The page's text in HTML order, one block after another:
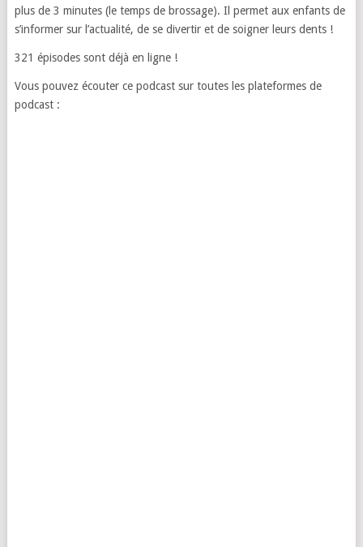
plus de 3 minutes (le temps de brossage). Il permet aux enfants de
s’informer sur l’actualité, de se divertir et de soigner leurs dents !
321 épisodes sont déjà en ligne !
Vous pouvez écouter ce podcast sur toutes les plateformes de
podcast :